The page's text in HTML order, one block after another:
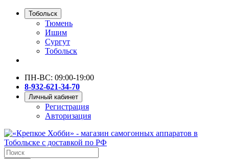
Тобольск
Тюмень
Ишим
Сургут
Тобольск
ПН-ВС: 09:00-19:00
8-932-621-34-70
Личный кабинет
Регистрация
Авторизация